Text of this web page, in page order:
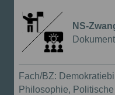
Führung mit Workshop
NS-
Fach/BZ:
Philosophie,